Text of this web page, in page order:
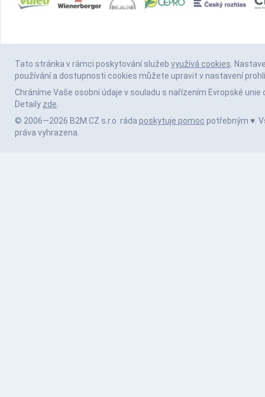
Tato stránka v rámci poskytování služeb využívá cookies.
používání a dostupnosti cookies můžete upravit v nastavení
Chráníme Vaše osobní údaje v souladu s nařízením Evropské unie
Detaily zde.
© 2006—2026 B2M.CZ s.r.o. ráda poskytuje pomoc potřebným ♥️.
práva vyhrazena.